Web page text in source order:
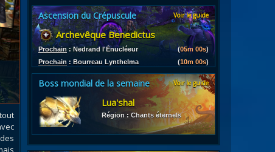
d'armures
Ascension du Crépuscule Voir le guide
Archevêque Benedictus
Prochain : Nedrand l'Énucléeur (04m 58s)
Prochain : Bourreau Lynthelma (09m 58s)
Boss mondial de la semaine Voir le guide
Lua'shal
Région : Chants éternels